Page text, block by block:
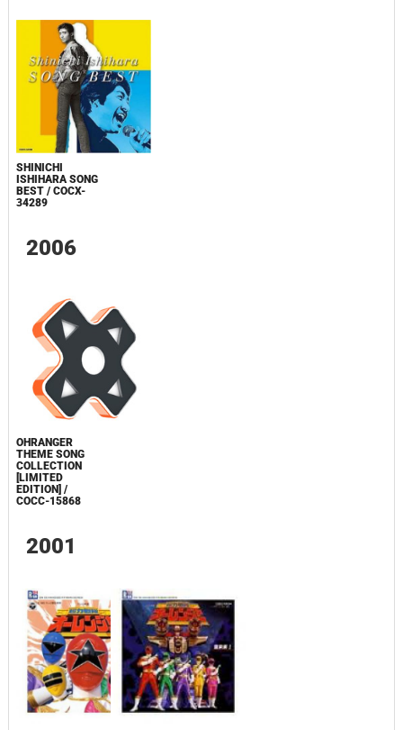
SHINICHI
ISHIHARA SONG
BEST / COCX-
34289
2006
OHRANGER
THEME SONG
COLLECTION
[LIMITED
EDITION] /
COCC-15868
2001